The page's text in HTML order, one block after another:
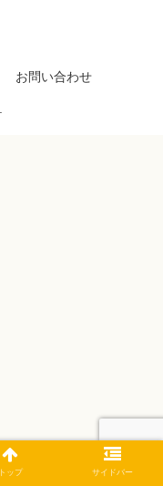
お問い合わせ
トップ サイドバー